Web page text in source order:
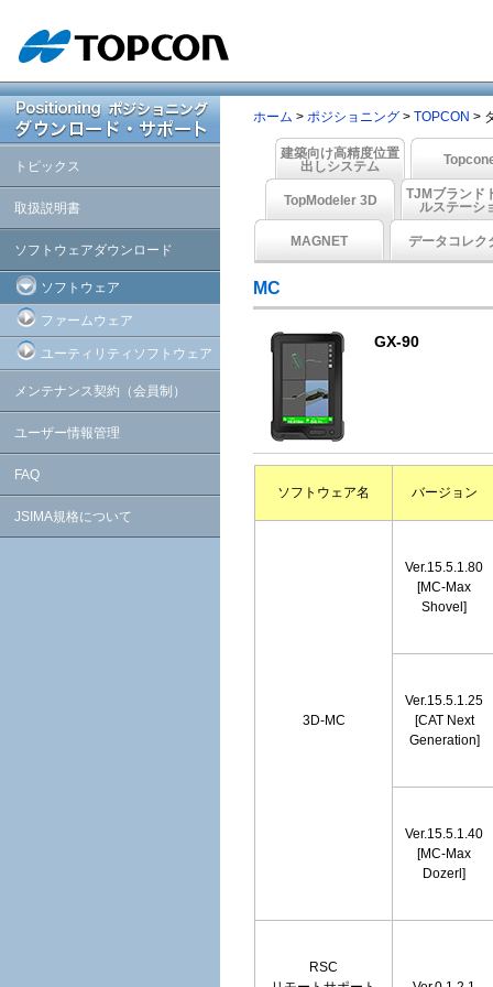
トピックス
取扱説明書
ソフトウェアダウンロード
ソフトウェア
ファームウェア
ユーティリティソフトウェア
メンテナンス契約（会員制）
ユーザー情報管理
FAQ
JSIMA規格について
ホーム > ポジショニング > TOPCON >
建築向け高精度位置
出しシステム
TopModeler 3D
TJMブランド
ルステーシ
MAGNET データコレク
MC
GX-90
ソフトウェア名 バージョン
3D-MC
Ver.15.5.1.80
[MC-Max
Shovel]
Ver.15.5.1.25
[CAT Next
Generation]
Ver.15.5.1.40
[MC-Max
Dozerl]
RSC